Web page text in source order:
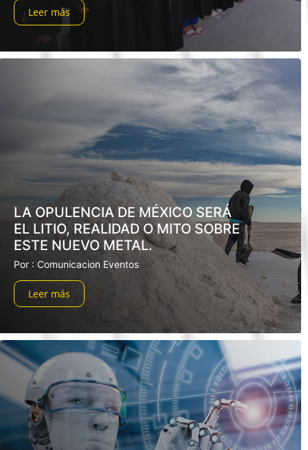
Leer más
LA OPULENCIA DE MÉXICO SERÁ
EL LITIO, REALIDAD O MITO SOBRE
ESTE NUEVO METAL.
Por : Comunicacion Eventos
Leer más